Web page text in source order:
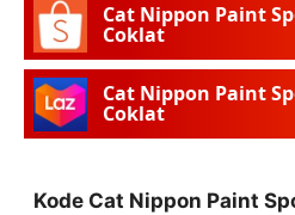
Cat Nippon Paint
Coklat
Cat Nippon Paint
Coklat
Kode Cat Nippon Paint